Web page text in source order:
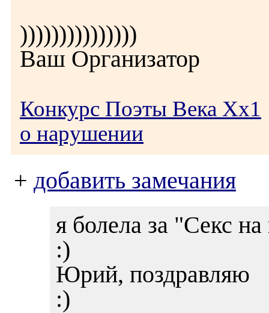
)))))))))))))))
Ваш Организатор
Конкурс Поэты Века Хх1
о нарушении
+ добавить замечания
я болела за "Секс
:)
Юрий, поздравляю
:)